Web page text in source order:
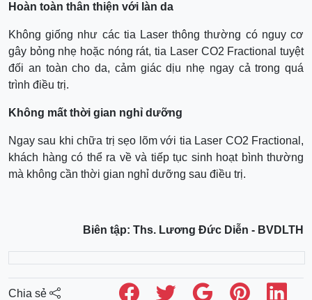
Hoàn toàn thân thiện với làn da
Không giống như các tia Laser thông thường có nguy cơ
gây bỏng nhẹ hoặc nóng rát, tia Laser CO2 Fractional tuyệt
đối an toàn cho da, cảm giác dịu nhẹ ngay cả trong quá
trình điều trị.
Không mất thời gian nghỉ dưỡng
Ngay sau khi chữa trị sẹo lõm với tia Laser CO2 Fractional,
khách hàng có thể ra về và tiếp tục sinh hoạt bình thường
mà không cần thời gian nghỉ dưỡng sau điều trị.
Biên tập: Ths. Lương Đức Diễn - BVDLTH
Chia sẻ